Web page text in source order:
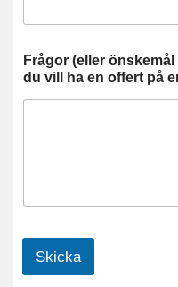
Frågor (eller
du vill ha en offert på
Skicka